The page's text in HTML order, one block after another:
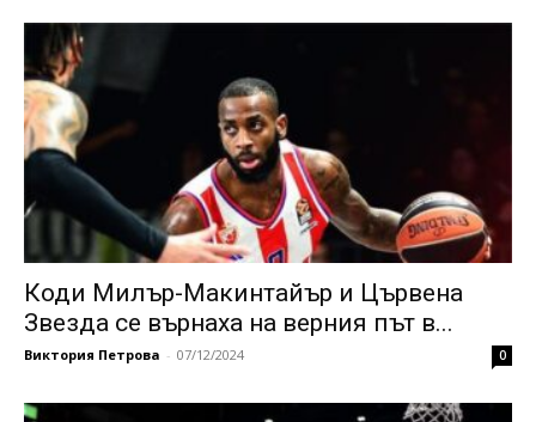
Коди Милър-Макинтайър и Цървена
Звезда се върнаха на верния път в...
Виктория Петрова - 07/12/2024 0